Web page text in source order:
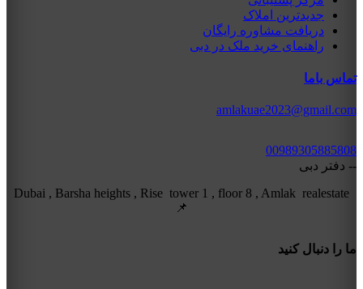
جدیدترین املاک
دریافت مشاوره رایگان
راهنمای خرید ملک در دبی
تماس باما
amlakuae2023@gmail.com
00989305885808
-- دفتر دبی
Dubai , Barsha heights , Rise tower 1 , floor 8 , Amlak realestate
📌
ما را دنبال کنید